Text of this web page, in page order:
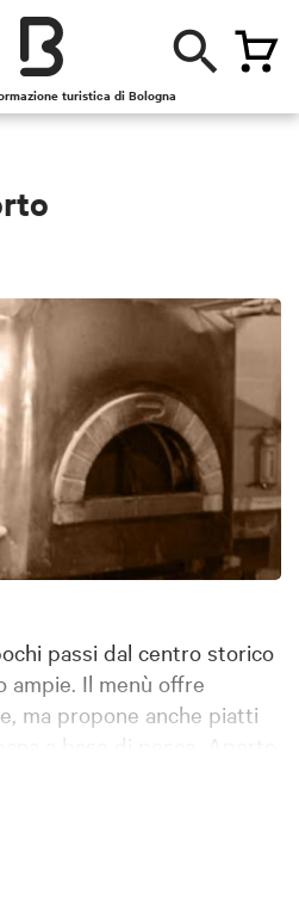
turistica di Bologna
passi dal centro storico
ampie. Il menù offre
ma propone anche piatti
a base di pesce. Aperto